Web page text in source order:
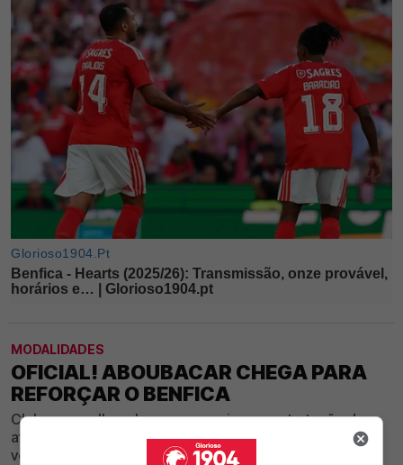
MODALIDADES
OFICIAL! ABOUBACAR CHEGA PARA
REFORÇAR O BENFICA
Clube vermelho e branco anunciou a contratação de
atleta com passagem pelo território francês, onde
venceu campeonato, taça e supertaça